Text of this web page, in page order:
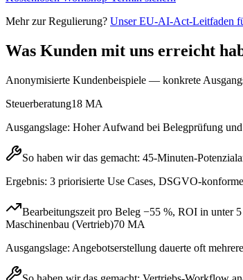
Mehr zur Regulierung? Unser EU-AI-Act-Leitfaden
Was Kunden mit uns erreicht
Anonymisierte Kundenbeispiele — konkrete
Steuerberatung18 MA
Ausgangslage: Hoher Aufwand bei Belegprüfung
So haben wir das gemacht: 45-Minuten-
Ergebnis: 3 priorisierte Use Cases, DSGVO-
Bearbeitungszeit pro Beleg −55 %, ROI in unter
Maschinenbau (Vertrieb)70 MA
Ausgangslage: Angebotserstellung dauerte oft